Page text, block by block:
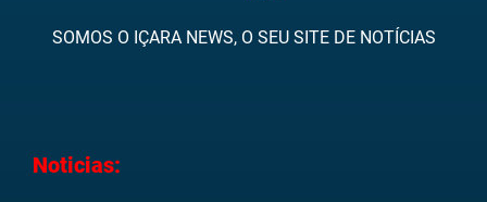
SOMOS O IÇARA NEWS, O SEU SITE DE NOTÍCIAS
Noticias: